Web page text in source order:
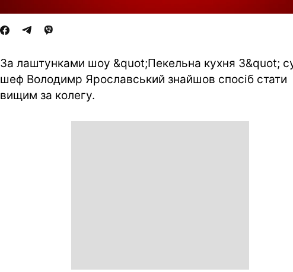
За лаштунками шоу &quot;Пекельна кухня 3&quot;
шеф Володимр Ярославський знайшов спосіб стати
вищим за колегу.